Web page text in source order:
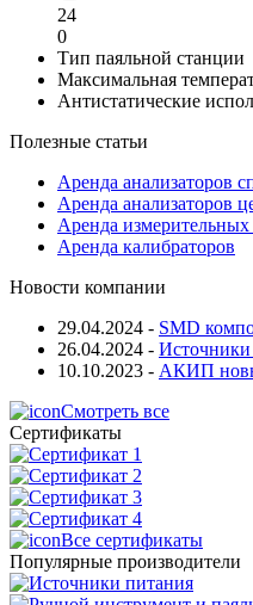
24
0
Тип паяльной станции
Максимальная
Антистатические
Полезные статьи
Аренда анализаторов
Аренда анализаторов
Аренда
Аренда калибраторов
Новости компании
29.04.2024 - SMD
26.04.2024 -
10.10.2023 - АКИП
Смотреть все
Сертификаты
Все сертификаты
Популярные производители